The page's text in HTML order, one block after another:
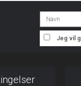
Jeg vil